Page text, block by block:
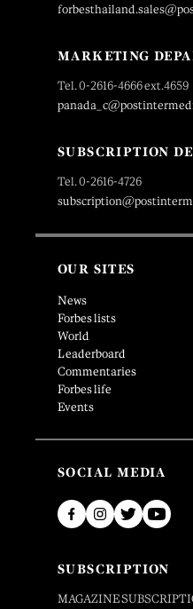
MARKETING
Tel. 0-2616-4666 ext.4659
SUBSCRIPTION
Tel. 0-2616-4726
OUR SITES
News
Forbes lists
World
Leaderboard
Commentaries
Forbes life
Events
SOCIAL MEDIA
SUBSCRIPTION
MAGAZINE